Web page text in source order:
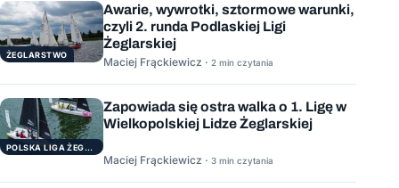
ŻEGLARSTWO
Awarie, wywrotki, sztormowe warunki,
czyli 2. runda Podlaskiej Ligi
Żeglarskiej
Maciej Frąckiewicz · 2 min czytania
POLSKA LIGA ŻEGLARSKA
Zapowiada się ostra walka o 1. Ligę w
Wielkopolskiej Lidze Żeglarskiej
Maciej Frąckiewicz · 3 min czytania